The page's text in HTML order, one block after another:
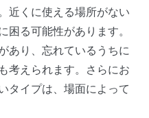
近くに使える場所がない
困る可能性があります。
あり、忘れているうちに
考えられます。さらにお
タイプは、場面によって